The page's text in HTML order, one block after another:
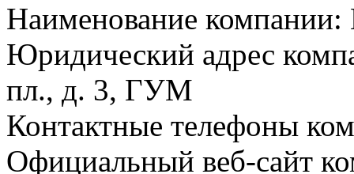
Наименование
Юридический адрес
пл., д. 3, ГУМ
Контактные телефоны
Официальный веб-сайт